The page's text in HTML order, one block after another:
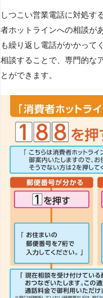
しつこい営業電話に対処す
者ホットラインへの相談が
も繰り返し電話がかかって
相談することで、専門的な
とができます​​。